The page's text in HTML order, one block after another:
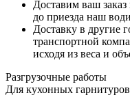
Доставим ваш
до приезда наш
Доставку в другие
транспортной
исходя из веса и
Разгрузочные работы
Для кухонных